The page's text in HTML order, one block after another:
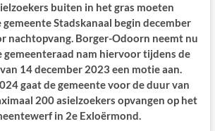
buiten in het gras moeten
gemeente Stadskanaal begin december
nachtopvang. Borger-Odoorn neemt nu
gemeenteraad nam hiervoor tijdens de
14 december 2023 een motie aan.
gaat de gemeente voor de duur van
200 asielzoekers opvangen op het
in 2e Exloërmond.